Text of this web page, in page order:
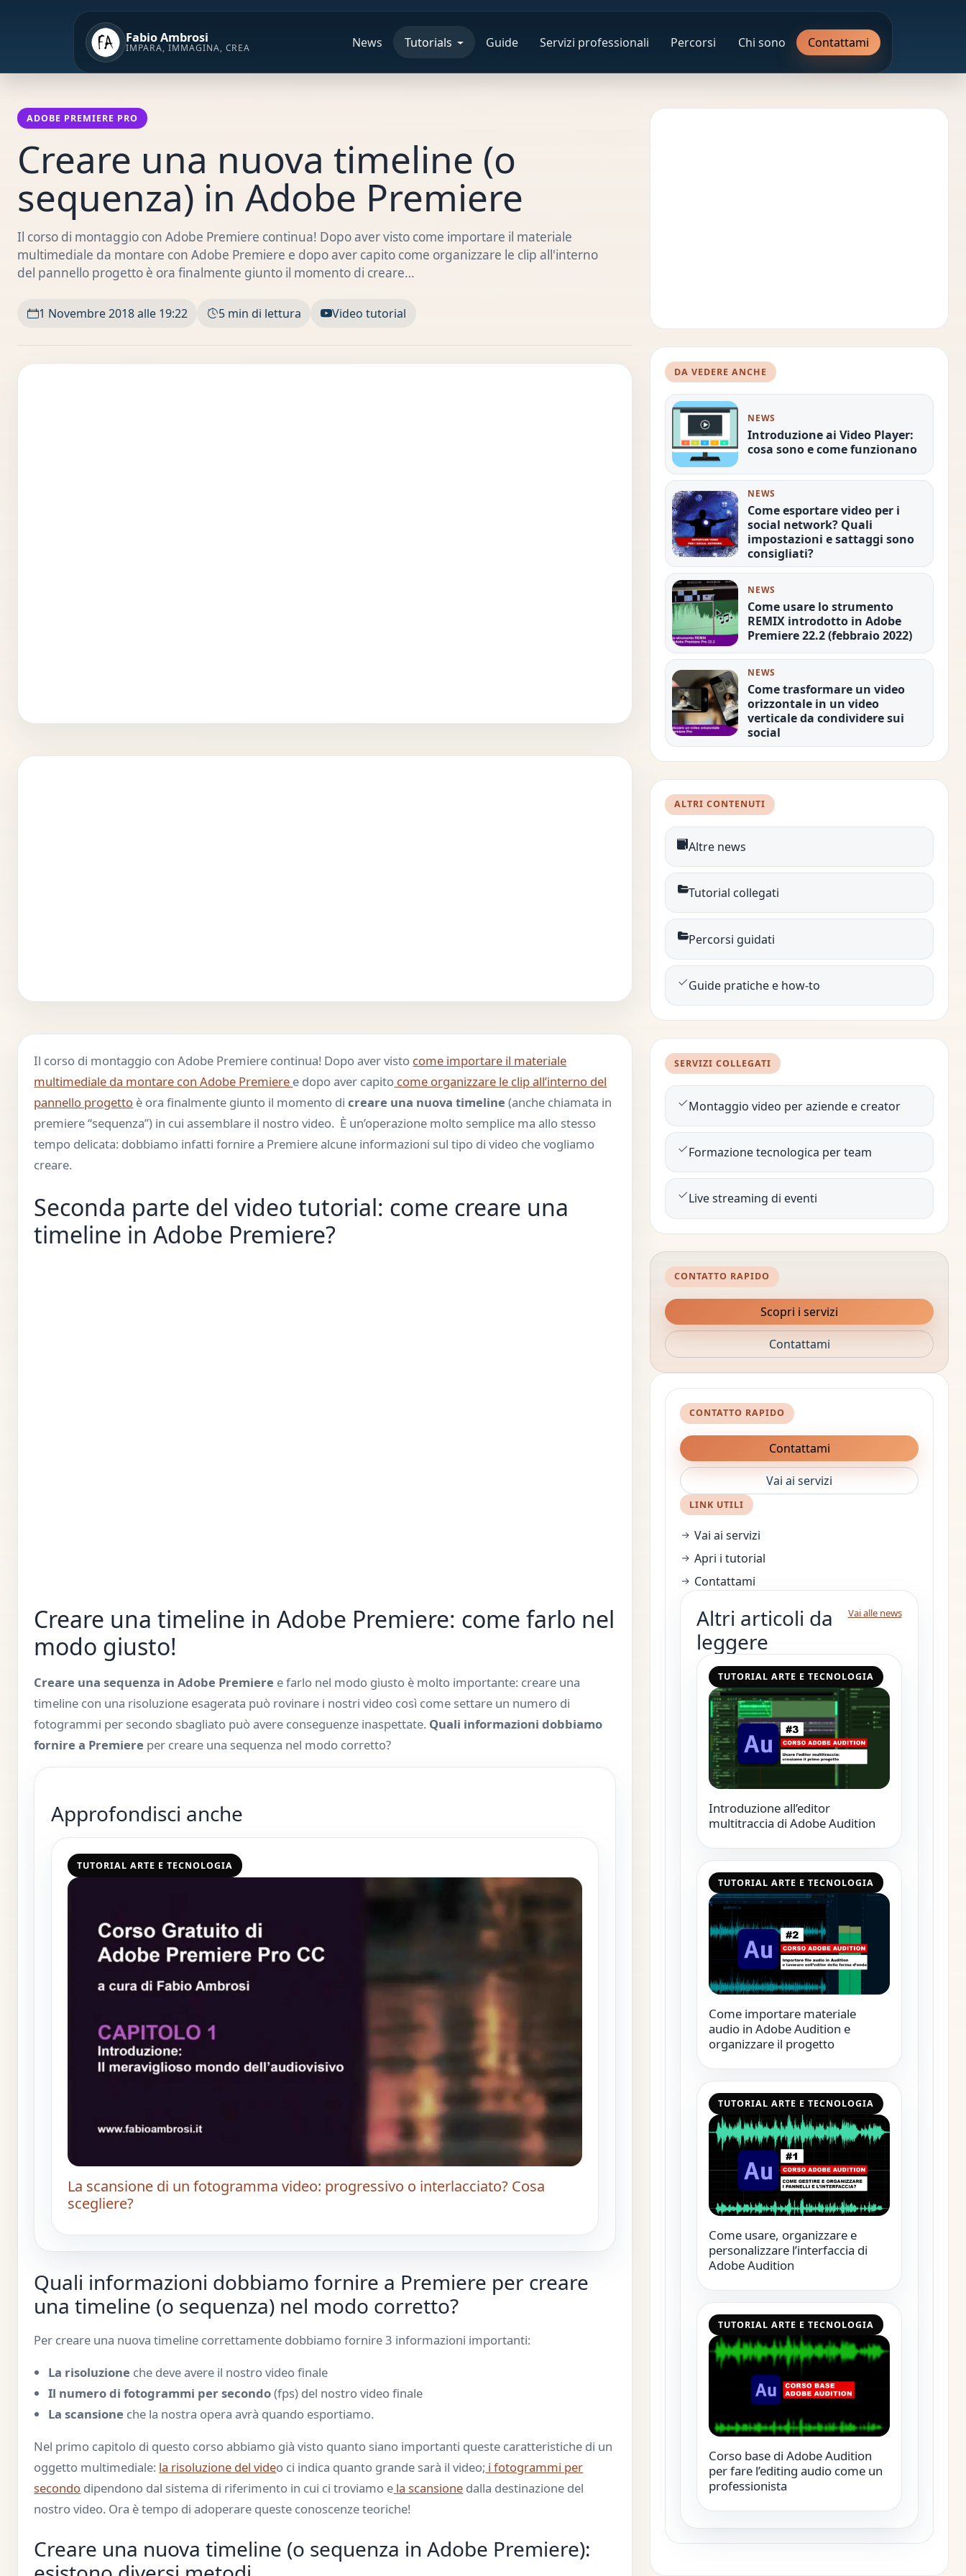
Fabio Ambrosi
IMPARA, IMMAGINA, CREA News Tutorials Guide Servizi professionali Percorsi Chi sono Contattami
ADOBE PREMIERE PRO
Creare una nuova timeline (o
sequenza) in Adobe Premiere
Il corso di montaggio con Adobe Premiere continua! Dopo aver visto come importare il materiale
multimediale da montare con Adobe Premiere e dopo aver capito come organizzare le clip all'interno
del pannello progetto è ora finalmente giunto il momento di creare…
1 Novembre 2018 alle 19:22 5 min di lettura Video tutorial
Il corso di montaggio con Adobe Premiere continua! Dopo aver visto come importare il materiale
multimediale da montare con Adobe Premiere e dopo aver capito come organizzare le clip all’interno del
pannello progetto è ora finalmente giunto il momento di creare una nuova timeline (anche chiamata in
premiere “sequenza”) in cui assemblare il nostro video. È un’operazione molto semplice ma allo stesso
tempo delicata: dobbiamo infatti fornire a Premiere alcune informazioni sul tipo di video che vogliamo
creare.
Seconda parte del video tutorial: come creare una
timeline in Adobe Premiere?
Creare una timeline in Adobe Premiere: come farlo nel
modo giusto!
Creare una sequenza in Adobe Premiere e farlo nel modo giusto è molto importante: creare una
timeline con una risoluzione esagerata può rovinare i nostri video così come settare un numero di
fotogrammi per secondo sbagliato può avere conseguenze inaspettate. Quali informazioni dobbiamo
fornire a Premiere per creare una sequenza nel modo corretto?
Approfondisci anche
TUTORIAL ARTE E TECNOLOGIA
La scansione di un fotogramma video: progressivo o interlacciato? Cosa
scegliere?
Quali informazioni dobbiamo fornire a Premiere per creare
una timeline (o sequenza) nel modo corretto?
Per creare una nuova timeline correttamente dobbiamo fornire 3 informazioni importanti:
La risoluzione che deve avere il nostro video finale
Il numero di fotogrammi per secondo(fps) del nostro video finale
La scansione che la nostra opera avrà quando esportiamo.
Nel primo capitolo di questo corso abbiamo già visto quanto siano importanti queste caratteristiche di un
oggetto multimediale: la risoluzione del video ci indica quanto grande sarà il video; i fotogrammi per
secondo dipendono dal sistema di riferimento in cui ci troviamo e la scansione dalla destinazione del
nostro video. Ora è tempo di adoperare queste conoscenze teoriche!
Creare una nuova timeline (o sequenza in Adobe Premiere):
DA VEDERE ANCHE
NEWS
Introduzione ai Video Player:
cosa sono e come funzionano
NEWS
Come esportare video per i
social network? Quali
impostazioni e sattaggi sono
consigliati?
NEWS
Come usare lo strumento
REMIX introdotto in Adobe
Premiere 22.2 (febbraio 2022)
NEWS
Come trasformare un video
orizzontale in un video
verticale da condividere sui
social
ALTRI CONTENUTI
Altre news
Tutorial collegati
Percorsi guidati
Guide pratiche e how-to
SERVIZI COLLEGATI
Montaggio video per aziende e creator
Formazione tecnologica per team
Live streaming di eventi
CONTATTO RAPIDO
Scopri i servizi
Contattami
CONTATTO RAPIDO
Contattami
Vai ai servizi
LINK UTILI
Vai ai servizi
Apri i tutorial
Contattami
Altri articoli da
leggere
Vai alle news
TUTORIAL ARTE E TECNOLOGIA
Introduzione all’editor
multitraccia di Adobe Audition
TUTORIAL ARTE E TECNOLOGIA
Come importare materiale
audio in Adobe Audition e
organizzare il progetto
TUTORIAL ARTE E TECNOLOGIA
Come usare, organizzare e
personalizzare l’interfaccia di
Adobe Audition
TUTORIAL ARTE E TECNOLOGIA
Corso base di Adobe Audition
per fare l’editing audio come un
professionista